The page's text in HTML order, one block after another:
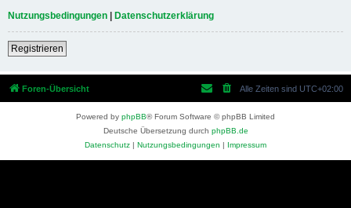
Nutzungsbedingungen | Datenschutzerklärung
Registrieren
Foren-Übersicht Alle Zeiten sind UTC+02:00
Powered by phpBB® Forum Software © phpBB Limited
Deutsche Übersetzung durch phpBB.de
Datenschutz | Nutzungsbedingungen | Impressum